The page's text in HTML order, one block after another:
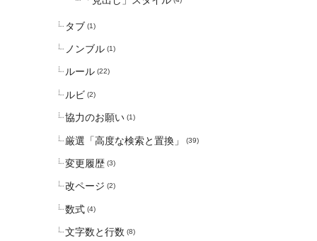
タブ (1)
ノンブル (1)
ルール (22)
ルビ (2)
協力のお願い (1)
厳選「高度な検索と置換」 (39)
変更履歴 (3)
改ページ (2)
数式 (4)
文字数と行数 (8)